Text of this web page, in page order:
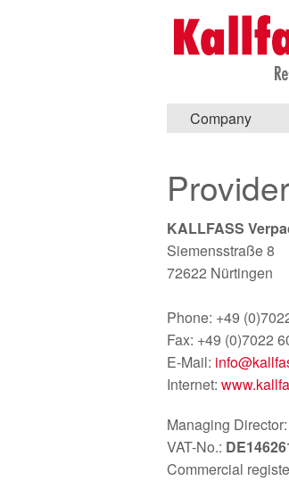
Company
KALLFASS
Siemensstraße 8
72622 Nürtingen
Phone: +49
Fax: +49 (0)7022
E-Mail: info@
Internet:
Managing
VAT-No.:
Commercial